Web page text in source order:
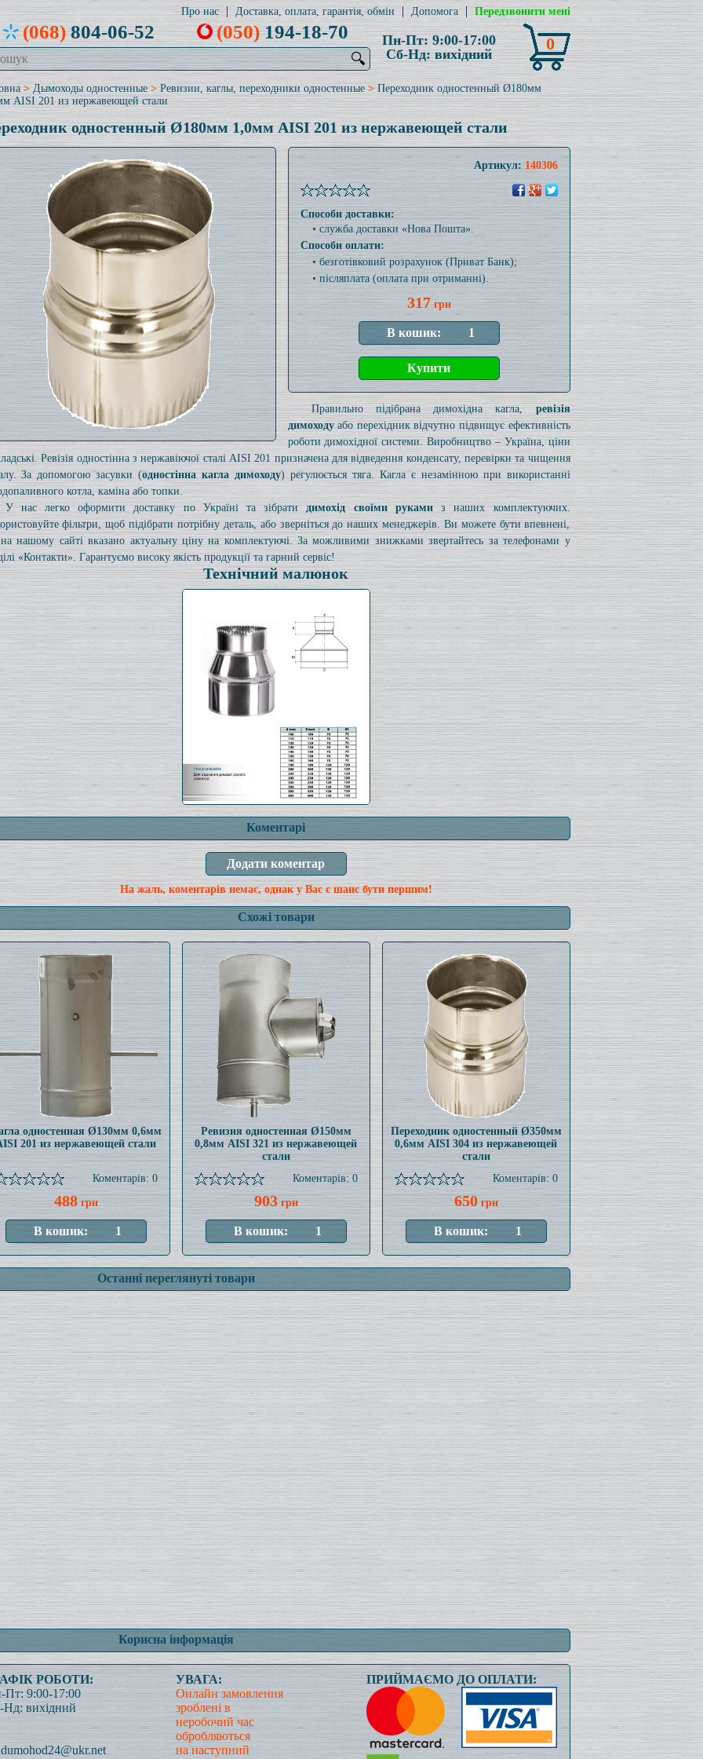
Про нас Доставка, оплата, гарантія, обмін Допомога Передзвонити мені
(068)804-06-52 (050)194-18-70
🔍
Пн-Пт: 9:00-17:00
Сб-Нд: вихідний
0
> Дымоходы одностенные> Ревизии, каглы, переходники одностенные> Переходник одностенный Ø180мм
AISI 201 из нержавеющей стали
одностенный Ø180мм 1,0мм AISI 201 из нержавеющей стали
Артикул:140306
Способи доставки:
• служба доставки «Нова Пошта».
Способи оплати:
• безготівковий розрахунок (Приват Банк);
• післяплата (оплата при отриманні).
317 грн
Правильно підібрана димохідна кагла, ревізія
димоходуабо перехідник відчутно підвищує ефективність
роботи димохідної системи. Виробництво – Україна, ціни
Ревізія одностінна з нержавіючої сталі AISI 201 призначена для відведення конденсату, перевірки та чищення
За допомогою засувки (одностінна кагла димоходу) регулюється тяга. Кагла є незамінною при використанні
котла, каміна або топки.
У нас легко оформити доставку по Україні та зібратидимохід своїми рукамиз наших комплектуючих.
фільтри, щоб підібрати потрібну деталь, або зверніться до наших менеджерів. Ви можете бути впевнені,
нашому сайті вказано актуальну ціну на комплектуючі. За можливими знижками звертайтесь за телефонами у
«Контакти». Гарантуємо високу якість продукції та гарний сервіс!
Технічний малюнок
Коментарі
На жаль, коментарів немає, однак у Вас є шанс бути першим!
Схожі товари
одностенная Ø130мм 0,6мм
201 из нержавеющей стали
Коментарів: 0
488грн
Ревизия одностенная Ø150мм
0,8мм AISI 321 из нержавеющей
стали
Коментарів: 0
903грн
Переходник одностенный Ø350мм
0,6мм AISI 304 из нержавеющей
стали
Коментарів: 0
650грн
Останні переглянуті товари
Корисна інформація
РОБОТИ:
9:00-17:00
вихідний
УВАГА:
Онлайн замовлення
зроблені в
неробочий час
обробляються
на наступний
ПРИЙМАЄМО ДО ОПЛАТИ: